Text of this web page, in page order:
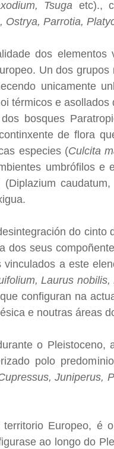
Tsuga etc).,
Parrotia,
dos elementos
Un dos
unicamente
térmicos e
bosques
de flora
especies (Culcita
umbrófilos e
do
seus
a este
Laurus
configuran na
e noutras áreas
o
polo
Juniperus,
Europeo, é
ao longo do